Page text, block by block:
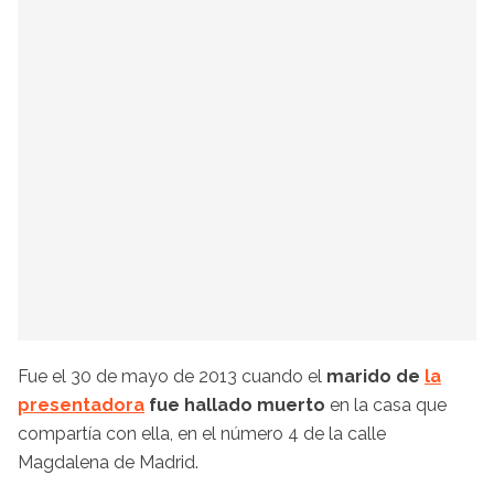
Fue el 30 de mayo de 2013 cuando el marido de la
presentadora fue hallado muerto en la casa que
compartía con ella, en el número 4 de la calle
Magdalena de Madrid.